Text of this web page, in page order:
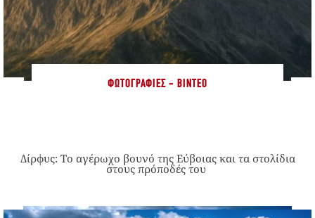
ΦΩΤΟΓΡΑΦΊΕΣ - ΒΊΝΤΕΟ
Δίρφυς: Το αγέρωχο βουνό της Εύβοιας και τα στολίδια
στους πρόποδές του